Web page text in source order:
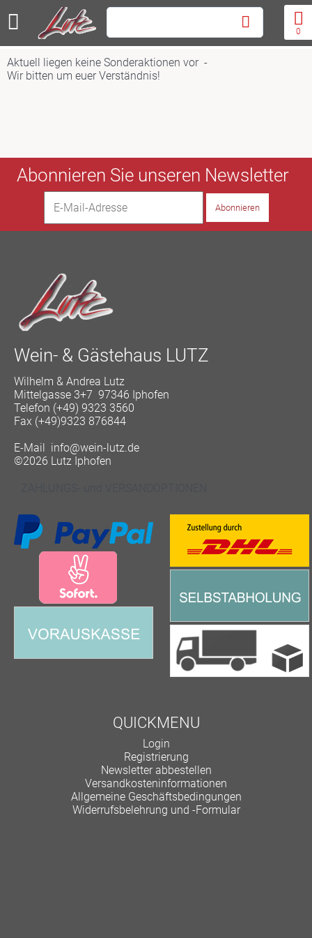
0
Aktuell liegen keine Sonderaktionen vor -
Wir bitten um euer Verständnis!
Abonnieren Sie unseren Newsletter
Mail-
Adresse
Abonnieren
Wein- & Gästehaus LUTZ
Wilhelm & Andrea Lutz
Mittelgasse 3+7 97346 Iphofen
Telefon (+49) 9323 3560
Fax (+49)9323 876844
E-Mail info@wein-lutz.de
©2026 Lutz Iphofen
QUICKMENU
Navigation
überspringen
Login
Registrierung
Newsletter abbestellen
Versandkosteninformationen
Allgemeine Geschäftsbedingungen
Widerrufsbelehrung und -Formular